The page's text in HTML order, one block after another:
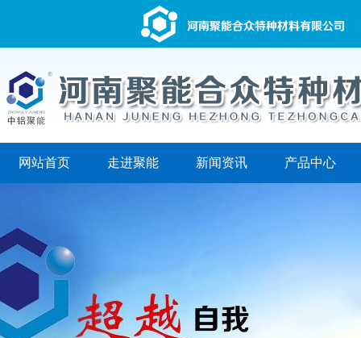
网站首页 走进聚能 新闻资讯 产品中心